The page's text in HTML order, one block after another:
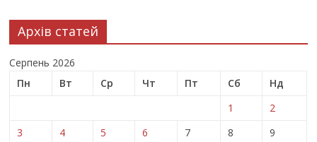
Архів статей
Серпень 2026
Пн
Вт Ср Чт Пт Сб
Нд
1
2
3
4 5 6 7 8
9